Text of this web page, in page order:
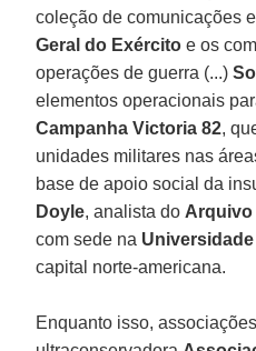
coleção de comunicações
Geral do Exército e os
operações de guerra (...)
elementos operacionais
Campanha Victoria 82,
unidades militares nas
base de apoio social da
Doyle, analista do Arquivo
com sede na
capital norte-americana.
Enquanto isso,